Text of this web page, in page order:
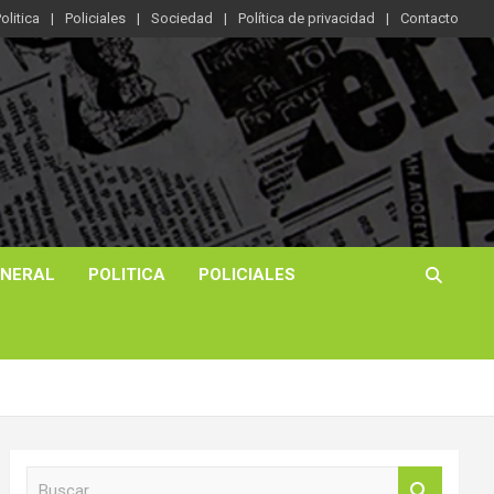
Policiales Sociedad Política de privacidad Contacto
POLITICA POLICIALES